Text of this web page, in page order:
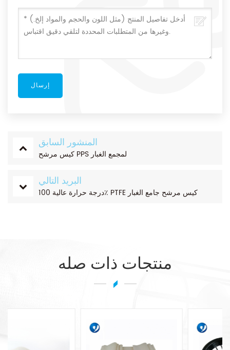
المنشور السابق
كيس مرشح PPS لمجمع الغبار
البريد التالي
درجة حرارة عالية 100٪ PTFE كيس مرشح جامع الغبار
منتجات ذات صله